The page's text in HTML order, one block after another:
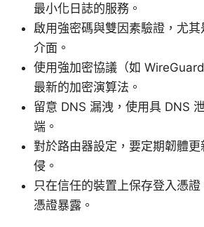
最小化日誌的服務。
啟用強密碼與雙因素驗證，尤
介面。
使用強加密協議（如
最新的加密演算法。
留意 DNS 漏洩，使用具 DNS
端。
對於路由器設定，要定期韌體更
侵。
只在信任的裝置上保存登入憑
憑證暴露。